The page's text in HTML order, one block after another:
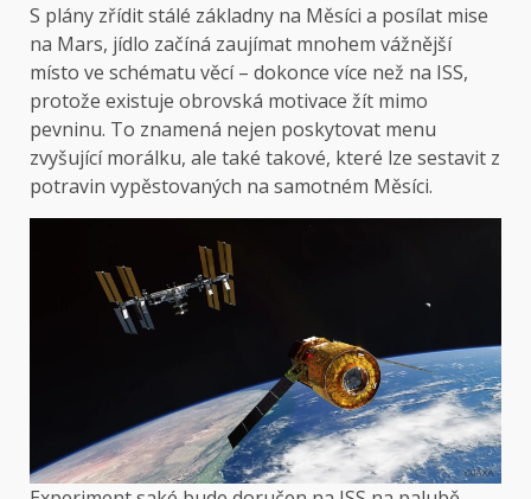
S plány zřídit stálé základny na Měsíci a posílat mise
na Mars, jídlo začíná zaujímat mnohem vážnější
místo ve schématu věcí – dokonce více než na ISS,
protože existuje obrovská motivace žít mimo
pevninu. To znamená nejen poskytovat menu
zvyšující morálku, ale také takové, které lze sestavit z
potravin vypěstovaných na samotném Měsíci.